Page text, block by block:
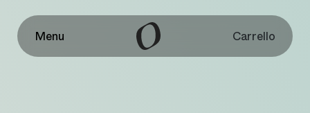
Menu Carrello